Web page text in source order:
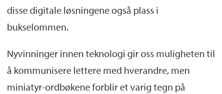
disse digitale løsningene også plass i
bukselommen.
Nyvinninger innen teknologi gir oss muligheten til
å kommunisere lettere med hverandre, men
miniatyr-ordbøkene forblir et varig tegn på